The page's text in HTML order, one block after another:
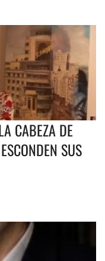
CABEZA DE
SUS